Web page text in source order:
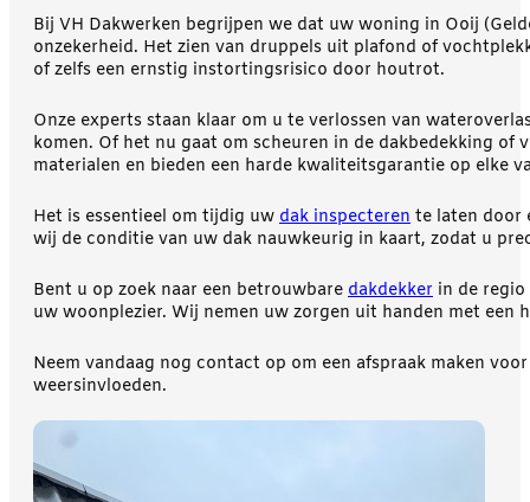
Bij VH Dakwerken begrijpen we dat uw woning in Ooij
onzekerheid. Het zien van druppels uit plafond of
of zelfs een ernstig instortingsrisico door houtrot.
Onze experts staan klaar om u te verlossen van
komen. Of het nu gaat om scheuren in de dakbedekking
materialen en bieden een harde kwaliteitsgarantie op elke
Het is essentieel om tijdig uw dak inspecteren te laten door
wij de conditie van uw dak nauwkeurig in kaart, zodat u
Bent u op zoek naar een betrouwbare dakdekker in de
uw woonplezier. Wij nemen uw zorgen uit handen met een
Neem vandaag nog contact op om een afspraak maken
weersinvloeden.